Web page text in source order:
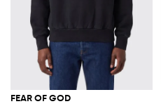
FEAR OF GOD